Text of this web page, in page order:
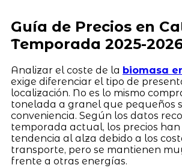
Guía de Precios en
Temporada 2025-
Analizar el coste de la biomasa
exige diferenciar el tipo de
localización. No es lo mismo
tonelada a granel que pequeños
conveniencia. Según los datos
temporada actual, los precios
tendencia al alza debido a los
transporte, pero se mantienen
frente a otras energías.